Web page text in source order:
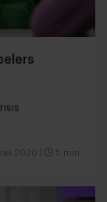
2020 5 min